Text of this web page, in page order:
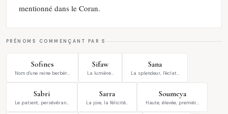
mentionné dans le Coran.
PRÉNOMS COMMENÇANT PAR S
Sofines
Nom d'une reine berbèr…
Sifaw
La lumière…
Sana
La splendeur, l'éclat…
Sabri
Le patient, persévéran…
Sarra
La joie, la félicité…
Soumeya
Haute, élevée, premièr…